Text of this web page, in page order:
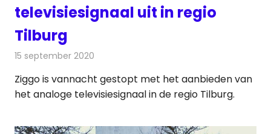
televisiesignaal uit in regio
Tilburg
15 september 2020
Ziggo is vannacht gestopt met het aanbieden van
het analoge televisiesignaal in de regio Tilburg.